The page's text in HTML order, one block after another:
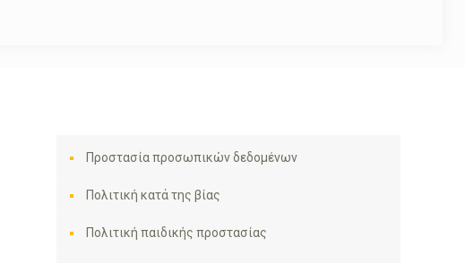
Προστασία προσωπικών δεδομένων
Πολιτική κατά της βίας
Πολιτική παιδικής προστασίας